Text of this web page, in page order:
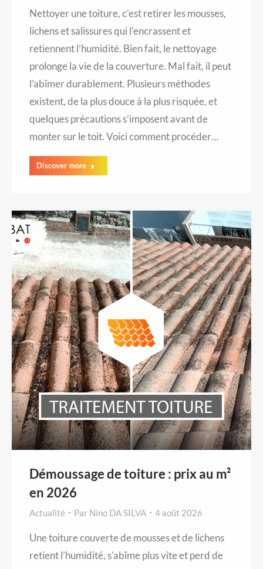
Nettoyer une toiture, c’est retirer les mousses,
lichens et salissures qui l’encrassent et
retiennent l’humidité. Bien fait, le nettoyage
prolonge la vie de la couverture. Mal fait, il peut
l’abîmer durablement. Plusieurs méthodes
existent, de la plus douce à la plus risquée, et
quelques précautions s’imposent avant de
monter sur le toit. Voici comment procéder…
Discover more
Démoussage de toiture : prix au m²
en 2026
Actualité Par Nino DA SILVA 4 août 2026
Une toiture couverte de mousses et de lichens
retient l’humidité, s’abîme plus vite et perd de